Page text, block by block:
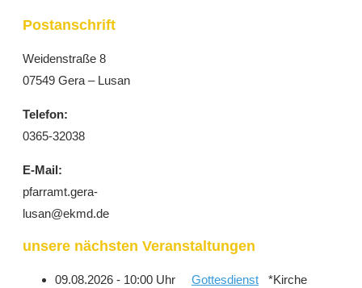
Postanschrift
Weidenstraße 8
07549 Gera – Lusan
Telefon:
0365-32038
E-Mail:
pfarramt.gera-
lusan@ekmd.de
unsere nächsten Veranstaltungen
09.08.2026 - 10:00 Uhr Gottesdienst *Kirche